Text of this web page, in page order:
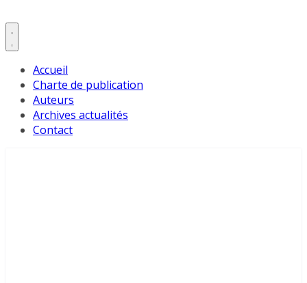
Accueil
Charte de publication
Auteurs
Archives actualités
Contact